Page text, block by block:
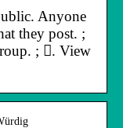
Anyone
they post. ;
; 󰛐. View